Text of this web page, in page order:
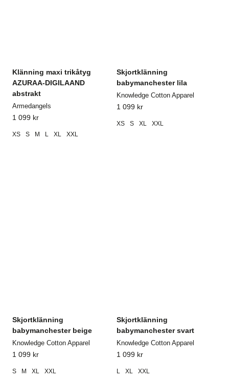
Klänning maxi trikåtyg
AZURAA-DIGILAAND
abstrakt
Armedangels
1 099 kr
XS S M L XL XXL
Skjortklänning
babymanchester lila
Knowledge Cotton Apparel
1 099 kr
XS S XL XXL
Skjortklänning
babymanchester beige
Knowledge Cotton Apparel
1 099 kr
S M XL XXL
Skjortklänning
babymanchester svart
Knowledge Cotton Apparel
1 099 kr
L XL XXL